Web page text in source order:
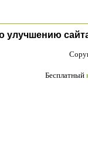
улучшению
Бесплатный